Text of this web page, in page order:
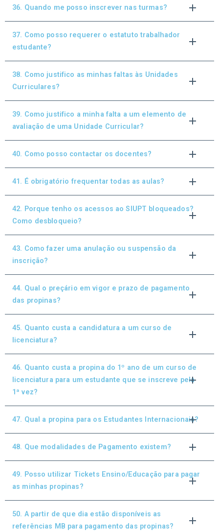
36. Quando me posso inscrever nas turmas?
37. Como posso requerer o estatuto trabalhador
estudante?
38. Como justifico as minhas faltas às Unidades
Curriculares?
39. Como justifico a minha falta a um elemento de
avaliação de uma Unidade Curricular?
40. Como posso contactar os docentes?
41. É obrigatório frequentar todas as aulas?
42. Porque tenho os acessos ao SIUPT bloqueados?
Como desbloqueio?
43. Como fazer uma anulação ou suspensão da
inscrição?
44. Qual o preçário em vigor e prazo de pagamento
das propinas?
45. Quanto custa a candidatura a um curso de
licenciatura?
46. Quanto custa a propina do 1º ano de um curso de
licenciatura para um estudante que se inscreve pela
1ª vez?
47. Qual a propina para os Estudantes Internacionais?
48. Que modalidades de Pagamento existem?
49. Posso utilizar Tickets Ensino/Educação para pagar
as minhas propinas?
50. A partir de que dia estão disponíveis as
referências MB para pagamento das propinas?